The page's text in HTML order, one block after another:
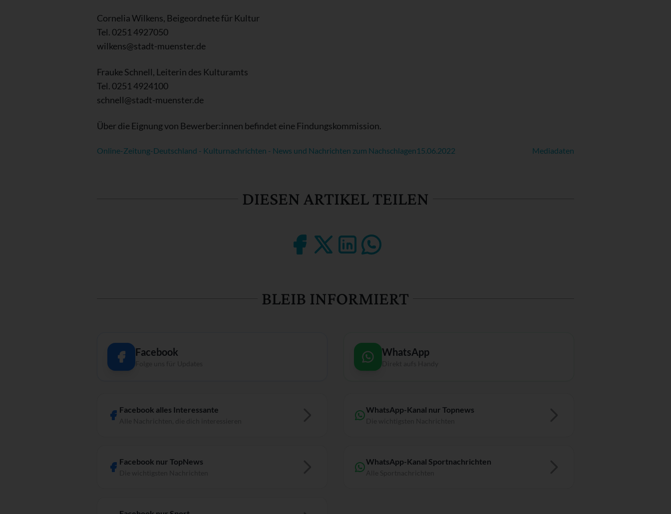
Cornelia Wilkens, Beigeordnete für Kultur
Tel. 0251 4927050
wilkens@stadt-muenster.de
Frauke Schnell, Leiterin des Kulturamts
Tel. 0251 4924100
schnell@stadt-muenster.de
Über die Eignung von Bewerber:innen befindet eine Findungskommission.
Online-Zeitung-Deutschland - Kulturnachrichten - News und Nachrichten zum Nachschlagen15.06.2022 Mediadaten
DIESEN ARTIKEL TEILEN
BLEIB INFORMIERT
Facebook
Folge uns für Updates
Facebook alles Interessante
Facebook nur TopNews
WhatsApp
Direkt aufs Handy
WhatsApp-Kanal nur Topnews
WhatsApp-Kanal Sportnachrichten